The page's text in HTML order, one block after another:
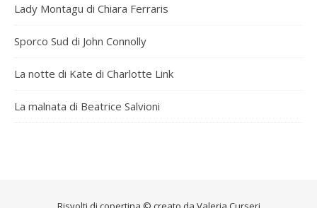
Lady Montagu di Chiara Ferraris
Sporco Sud di John Connolly
La notte di Kate di Charlotte Link
La malnata di Beatrice Salvioni